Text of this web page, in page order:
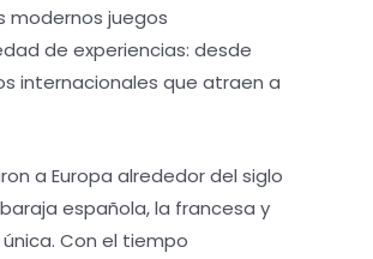
modernos juegos
de experiencias: desde
internacionales que atraen a
a Europa alrededor del siglo
española, la francesa y
Con el tiempo